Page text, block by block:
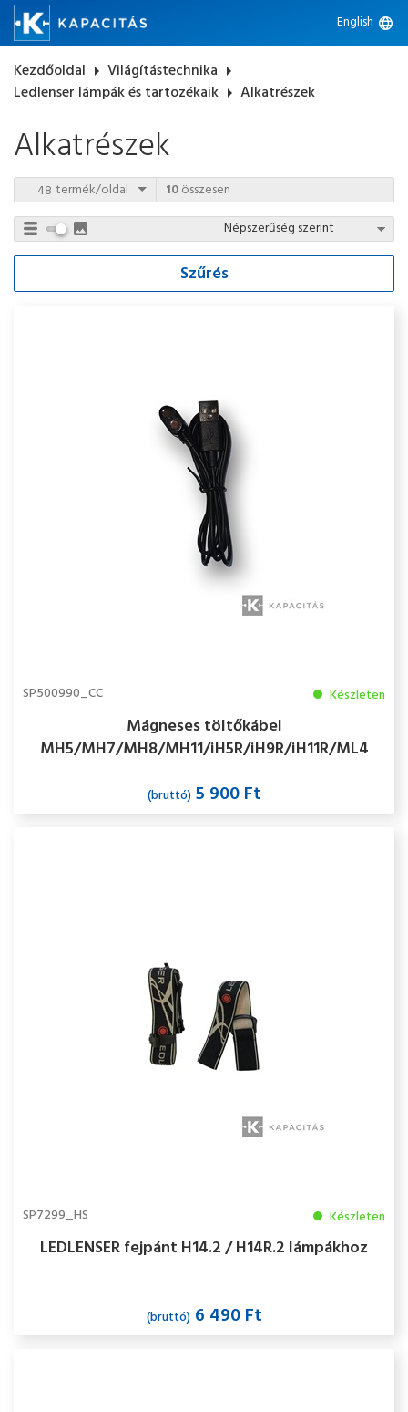
English language
Kezdőoldal arrow_right Világítástechnika arrow_right
Ledlenser lámpák és tartozékaik arrow_right Alkatrészek
Alkatrészek
termék/oldal 10összesen
Szűrés
SP500990_CC Készleten
Mágneses töltőkábel
MH5/MH7/MH8/MH11/iH5R/iH9R/iH11R/ML4
(bruttó)5 900 Ft
SP7299_HS Készleten
LEDLENSER fejpánt H14.2 / H14R.2 lámpákhoz
(bruttó)6 490 Ft